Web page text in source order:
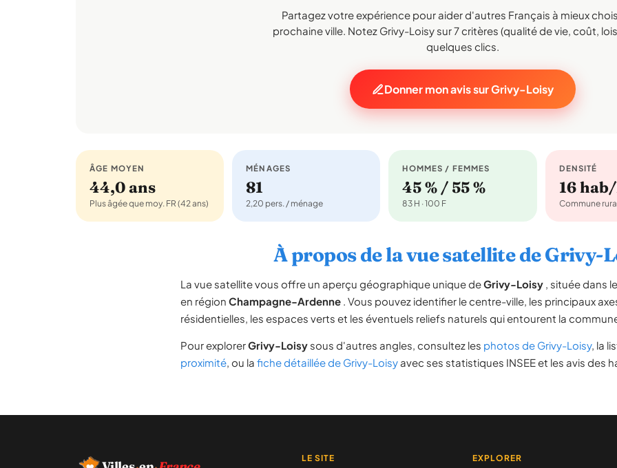
Partagez votre expérience pour aider d'autres Français à mieux
prochaine ville. Notez Grivy-Loisy sur 7 critères (qualité de vie, coût,
quelques clics.
Donner mon avis sur Grivy-Loisy
ÂGE MOYEN
44,0 ans
Plus âgée que moy. FR (42 ans)
MÉNAGES
81
2,20 pers. / ménage
HOMMES / FEMMES
45 % / 55 %
83 H · 100 F
DENSITÉ
16
Commune
À propos de la vue satellite de Grivy-
La vue satellite vous offre un aperçu géographique unique deGrivy-Loisy , située dans
en région Champagne-Ardenne . Vous pouvez identifier le centre-ville, les principaux
résidentielles, les espaces verts et les éventuels reliefs naturels qui entourent la
Pour explorerGrivy-Loisy sous d'autres angles, consultez les photos de Grivy-Loisy, la
proximité, ou la fiche détaillée de Grivy-Loisy avec ses statistiques INSEE et les avis des
LE SITE EXPLORER